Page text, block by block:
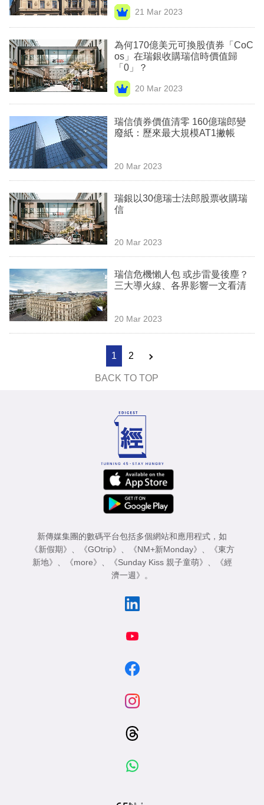
閱
區
21 Mar 2023
為何170億美元可換股債券「CoC
os」在瑞銀收購瑞信時價值歸
「0」？
20 Mar 2023
瑞信債券價值清零 160億瑞郎變
廢紙：歷來最大規模AT1撇帳
20 Mar 2023
瑞銀以30億瑞士法郎股票收購瑞
信
20 Mar 2023
瑞信危機懶人包 或步雷曼後塵？
三大導火線、各界影響一文看清
20 Mar 2023
1 2
BACK TO TOP
新傳媒集團的數碼平台包括多個網站和應用程式，如
《新假期》 、 《GOtrip》 、 《NM+新Monday》 、
《東方
新地》 、 《more》 、 《Sunday Kiss 親子童萌》 、
《經
濟一週》 。